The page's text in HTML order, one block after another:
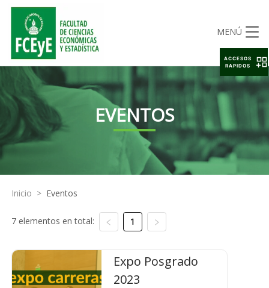
MENÚ
EVENTOS
Inicio > Eventos
7 elementos en total: 1
Expo Posgrado
2023
ACCESOS
RAPIDOS